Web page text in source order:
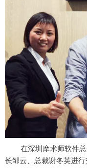
在深圳摩术师软件
长邹云、总裁谢冬英进